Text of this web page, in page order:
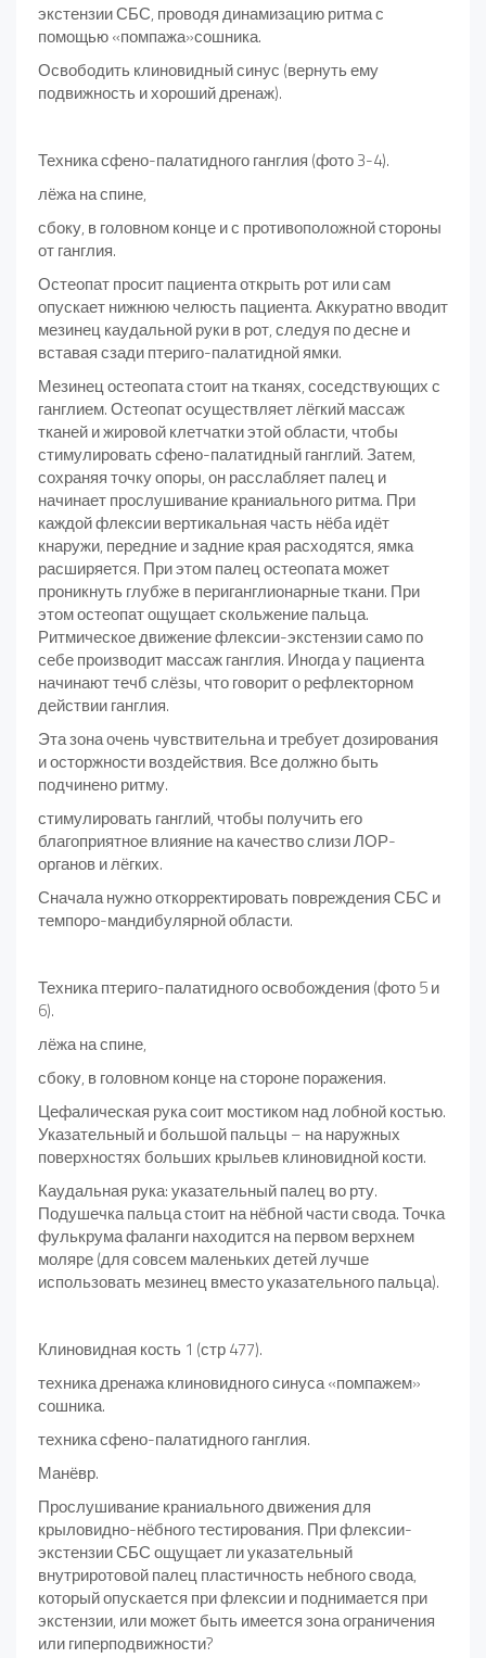
экстензии СБС, проводя динамизацию ритма с
помощью «помпажа»сошника.
Освободить клиновидный синус (вернуть ему
подвижность и хороший дренаж).
Техника сфено-палатидного ганглия (фото 3-4).
лёжа на спине,
сбоку, в головном конце и с противоположной стороны
от ганглия.
Остеопат просит пациента открыть рот или сам
опускает нижнюю челюсть пациента. Аккуратно вводит
мезинец каудальной руки в рот, следуя по десне и
вставая сзади птериго-палатидной ямки.
Мезинец остеопата стоит на тканях, соседствующих с
ганглием. Остеопат осуществляет лёгкий массаж
тканей и жировой клетчатки этой области, чтобы
стимулировать сфено-палатидный ганглий. Затем,
сохраняя точку опоры, он расслабляет палец и
начинает прослушивание краниального ритма. При
каждой флексии вертикальная часть нёба идёт
кнаружи, передние и задние края расходятся, ямка
расширяется. При этом палец остеопата может
проникнуть глубже в периганглионарные ткани. При
этом остеопат ощущает скольжение пальца.
Ритмическое движение флексии-экстензии само по
себе производит массаж ганглия. Иногда у пациента
начинают течб слёзы, что говорит о рефлекторном
действии ганглия.
Эта зона очень чувствительна и требует дозирования
и осторжности воздействия. Все должно быть
подчинено ритму.
стимулировать ганглий, чтобы получить его
благоприятное влияние на качество слизи ЛОР-
органов и лёгких.
Сначала нужно откорректировать повреждения СБС и
темпоро-мандибулярной области.
Техника птериго-палатидного освобождения (фото 5 и
6).
лёжа на спине,
сбоку, в головном конце на стороне поражения.
Цефалическая рука соит мостиком над лобной костью.
Указательный и большой пальцы – на наружных
поверхностях больших крыльев клиновидной кости.
Каудальная рука: указательный палец во рту.
Подушечка пальца стоит на нёбной части свода. Точка
фулькрума фаланги находится на первом верхнем
моляре (для совсем маленьких детей лучше
использовать мезинец вместо указательного пальца).
Клиновидная кость 1 (стр 477).
техника дренажа клиновидного синуса «помпажем»
сошника.
техника сфено-палатидного ганглия.
Манёвр.
Прослушивание краниального движения для
крыловидно-нёбного тестирования. При флексии-
экстензии СБС ощущает ли указательный
внутриротовой палец пластичность небного свода,
который опускается при флексии и поднимается при
экстензии, или может быть имеется зона ограничения
или гиперподвижности?